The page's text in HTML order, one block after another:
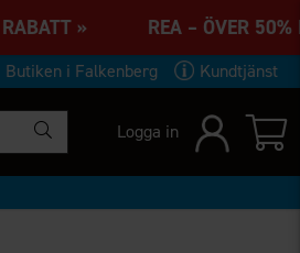
» REA –
Butiken i Falkenberg Kundtjänst
Logga in